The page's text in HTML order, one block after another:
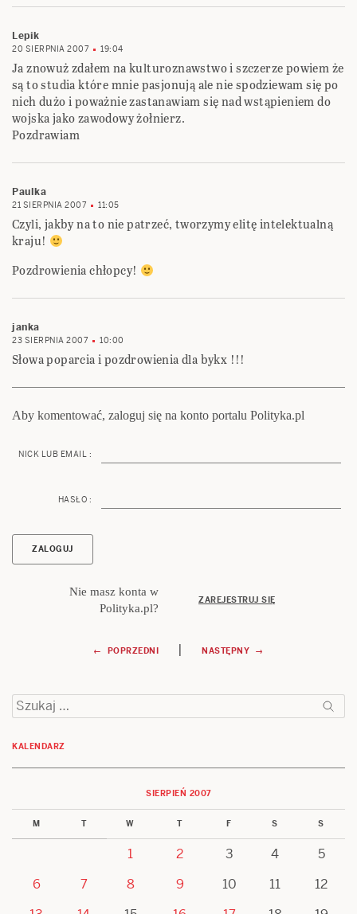
Lepik
20 SIERPNIA 2007 19:04
Ja znowuż zdałem na kulturoznawstwo i szczerze powiem że
są to studia które mnie pasjonują ale nie spodziewam się po
nich dużo i poważnie zastanawiam się nad wstąpieniem do
wojska jako zawodowy żołnierz.
Pozdrawiam
Paulka
21 SIERPNIA 2007 11:05
Czyli, jakby na to nie patrzeć, tworzymy elitę intelektualną
kraju!
Pozdrowienia chłopcy!
janka
23 SIERPNIA 2007 10:00
Słowa poparcia i pozdrowienia dla bykx !!!
Aby komentować, zaloguj się na konto portalu Polityka.pl
NICK LUB EMAIL :
HASŁO :
Nie masz konta w
Polityka.pl?
ZAREJESTRUJ SIĘ
Nawigacja
wpisu
← POPRZEDNI | NASTĘPNY →
Szukaj:
KALENDARZ
SIERPIEŃ 2007
M T W T F S S
1 2 3 4
5
6
7 8 9 10 11
12